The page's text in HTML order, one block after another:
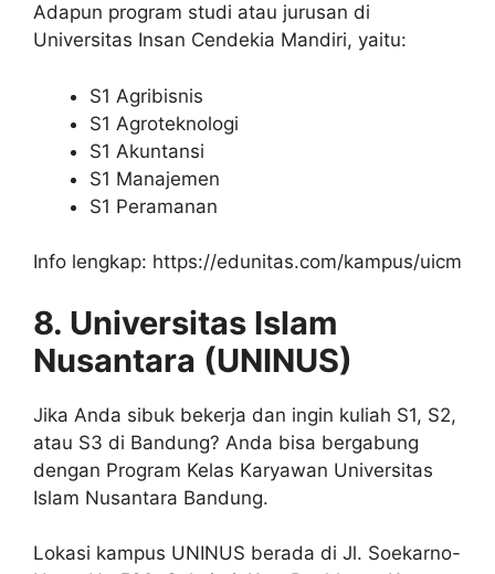
Adapun program studi atau jurusan di
Universitas Insan Cendekia Mandiri, yaitu:
S1 Agribisnis
S1 Agroteknologi
S1 Akuntansi
S1 Manajemen
S1 Peramanan
Info lengkap: https://edunitas.com/kampus/uicm
8. Universitas Islam
Nusantara (UNINUS)
Jika Anda sibuk bekerja dan ingin kuliah S1, S2,
atau S3 di Bandung? Anda bisa bergabung
dengan Program Kelas Karyawan Universitas
Islam Nusantara Bandung.
Lokasi kampus UNINUS berada di Jl. Soekarno-